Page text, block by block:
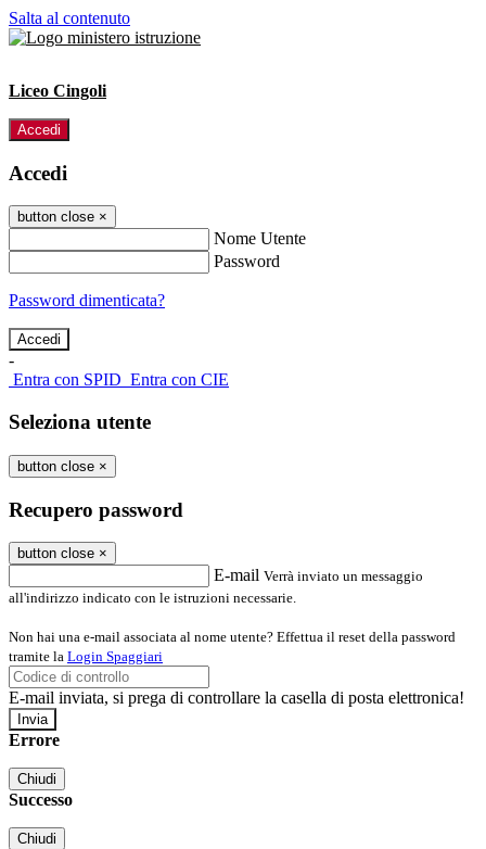
Salta al contenuto
Liceo Cingoli
Accedi
Accedi
button close ×
Nome Utente
Password
Password dimenticata?
-
Entra con SPID Entra con CIE
Seleziona utente
button close ×
Recupero password
button close ×
E-mail Verrà inviato un messaggio
all'indirizzo indicato con le istruzioni necessarie.
Non hai una e-mail associata al nome utente? Effettua il reset della password
tramite la Login Spaggiari
E-mail inviata, si prega di controllare la casella di posta elettronica!
Errore
Chiudi
Successo
Chiudi